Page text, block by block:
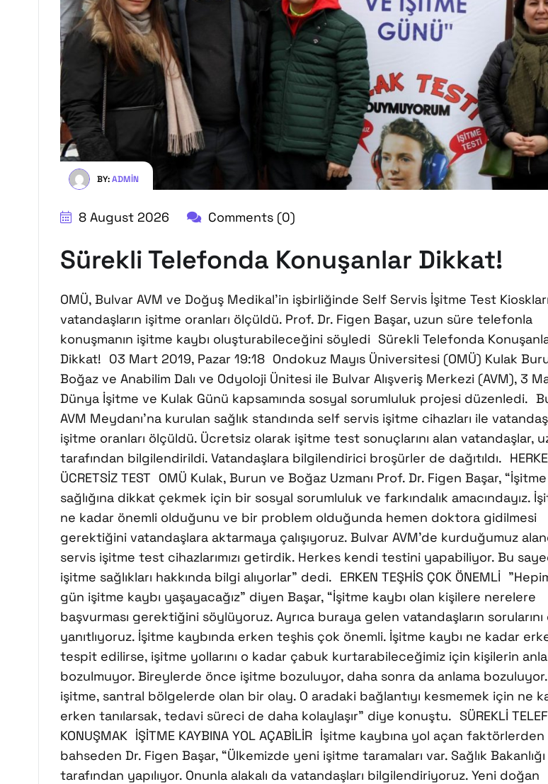
BY:ADMIN
8 August 2026 Comments (0)
Sürekli Telefonda Konuşanlar Dikkat!
OMÜ, Bulvar AVM ve Doğuş Medikal’in işbirliğinde Self Servis İşitme Test
vatandaşların işitme oranları ölçüldü. Prof. Dr. Figen Başar, uzun süre telefonla
konuşmanın işitme kaybı oluşturabileceğini söyledi Sürekli Telefonda
Dikkat! 03 Mart 2019, Pazar 19:18 Ondokuz Mayıs Üniversitesi (OMÜ) Kulak
Boğaz ve Anabilim Dalı ve Odyoloji Ünitesi ile Bulvar Alışveriş Merkezi (AVM), 3
Dünya İşitme ve Kulak Günü kapsamında sosyal sorumluluk projesi düzenledi.
AVM Meydanı’na kurulan sağlık standında self servis işitme cihazları ile
işitme oranları ölçüldü. Ücretsiz olarak işitme test sonuçlarını alan vatandaşlar,
tarafından bilgilendirildi. Vatandaşlara bilgilendirici broşürler de dağıtıldı.
ÜCRETSİZ TEST OMÜ Kulak, Burun ve Boğaz Uzmanı Prof. Dr. Figen Başar, “İşitme
sağlığına dikkat çekmek için bir sosyal sorumluluk ve farkındalık amacındayız.
ne kadar önemli olduğunu ve bir problem olduğunda hemen doktora gidilmesi
gerektiğini vatandaşlara aktarmaya çalışıyoruz. Bulvar AVM’de kurduğumuz
servis işitme test cihazlarımızı getirdik. Herkes kendi testini yapabiliyor. Bu
işitme sağlıkları hakkında bilgi alıyorlar” dedi. ERKEN TEŞHİS ÇOK ÖNEMLİ
gün işitme kaybı yaşayacağız” diyen Başar, “İşitme kaybı olan kişilere nerelere
başvurması gerektiğini söylüyoruz. Ayrıca buraya gelen vatandaşların sorularını
yanıtlıyoruz. İşitme kaybında erken teşhis çok önemli. İşitme kaybı ne kadar
tespit edilirse, işitme yollarını o kadar çabuk kurtarabileceğimiz için kişilerin
bozulmuyor. Bireylerde önce işitme bozuluyor, daha sonra da anlama
işitme, santral bölgelerde olan bir olay. O aradaki bağlantıyı kesmemek için ne
erken tanılarsak, tedavi süreci de daha kolaylaşır” diye konuştu. SÜREKLİ
KONUŞMAK İŞİTME KAYBINA YOL AÇABİLİR İşitme kaybına yol açan
bahseden Dr. Figen Başar, “Ülkemizde yeni işitme taramaları var. Sağlık Bakanlığı
tarafından yapılıyor. Onunla alakalı da vatandaşları bilgilendiriyoruz. Yeni doğan